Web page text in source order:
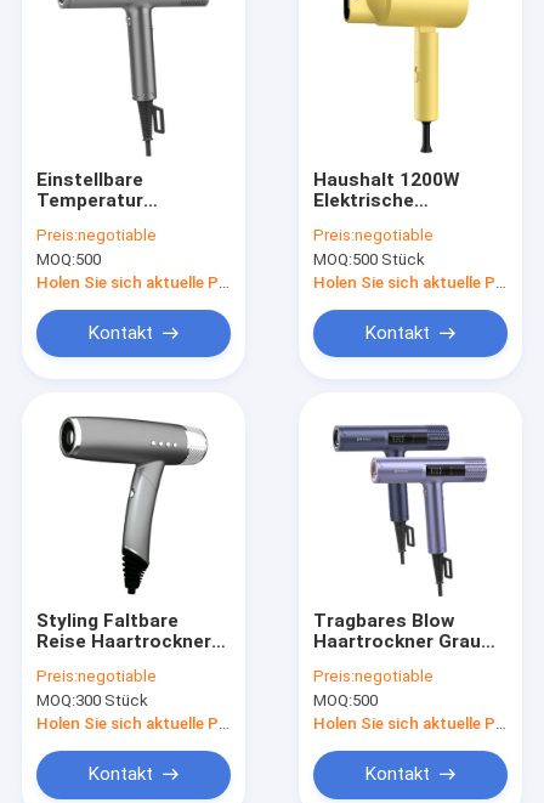
Produkte
Über uns
Werksbesichtigung
Neuigkeiten
Rechtssachen
Einstellbare
Temperatur
Hochgeschwindigkeits
Haartrockner
Schnellheizung
Preis:negotiable
MOQ:500
Holen Sie sich aktuelle Preis
Kontakt
Haushalt 1200W
Elektrische
Schnellheizung Salon
mit
benutzerdefiniertem
Preis:negotiable
MOQ:500 Stück
Holen Sie sich aktuelle Preis
Kontakt
Styling Faltbare
Reise Haartrockner
Konzentrator BLDC
Motor für Zuhause
Preis:negotiable
MOQ:300 Stück
Holen Sie sich aktuelle Preis
Kontakt
Tragbares Blow
Haartrockner Grau
Haarschutz Styling-
Tool
Preis:negotiable
MOQ:500
Holen Sie sich aktuelle Preis
Kontakt